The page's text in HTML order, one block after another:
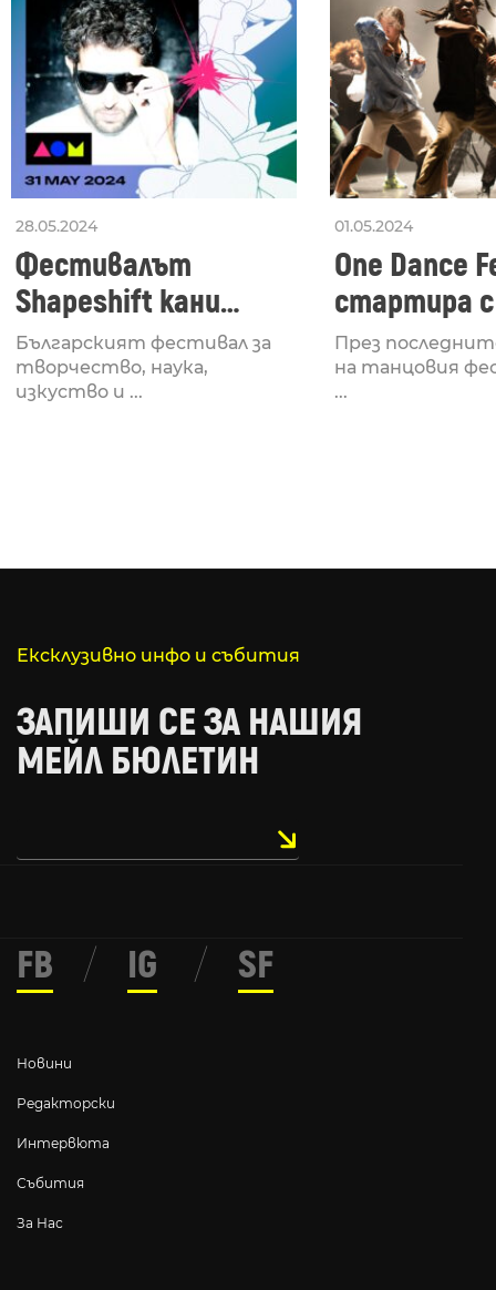
28.05.2024
Фестивалът
Shapeshift кани
Fabrizio Mammarella
за откриването си
Българският фестивал за
творчество, наука,
изкуство и ...
01.05.2024
One Dance
стартира
Lucid,
рейв
През
на танцовия
...
Ексклузивно инфо и събития
ЗАПИШИ СЕ ЗА НАШИЯ
МЕЙЛ БЮЛЕТИН
Новини
Редакторски
Интервюта
Събития
За Нас
FB / IG / SF